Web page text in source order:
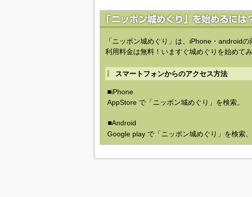
「ニッポン城めぐり」は、iPhone・androidの
利用料金は無料！いますぐ城めぐりを始めてみ
スマートフォンからのアクセス方法
■iPhone
AppStore で「ニッポン城めぐり」を検索。
■Android
Google play で「ニッポン城めぐり」を検索。